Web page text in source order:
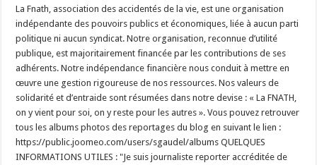
La Fnath, association des accidentés de la vie, est une organisation
indépendante des pouvoirs publics et économiques, liée à aucun parti
politique ni aucun syndicat. Notre organisation, reconnue d’utilité
publique, est majoritairement financée par les contributions de ses
adhérents. Notre indépendance financière nous conduit à mettre en
œuvre une gestion rigoureuse de nos ressources. Nos valeurs de
solidarité et d’entraide sont résumées dans notre devise : « La FNATH,
on y vient pour soi, on y reste pour les autres ». Vous pouvez retrouver
tous les albums photos des reportages du blog en suivant le lien :
https://public.joomeo.com/users/sgaudel/albums QUELQUES
INFORMATIONS UTILES : "Je suis journaliste reporter accréditée de